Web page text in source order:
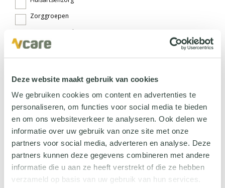
Deze website maakt gebruik van cookies
We gebruiken cookies om content en advertenties te
personaliseren, om functies voor social media te bieden
en om ons websiteverkeer te analyseren. Ook delen we
informatie over uw gebruik van onze site met onze
partners voor social media, adverteren en analyse. Deze
partners kunnen deze gegevens combineren met andere
informatie die u aan ze heeft verstrekt of die ze hebben
verzameld op basis van uw gebruik van hun services.
Zorggroepen
Overige eerstelijnszorg
Spoedposten
Ziekenhuizen
GGZ
Revalidatiecentra
Klinieken
Samenwerkingsverbanden
Werkt jouw organisatie samen met
een IT-partner?